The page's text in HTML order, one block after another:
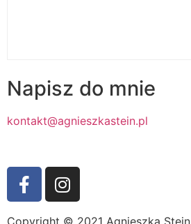
Napisz do mnie
kontakt@agnieszkastein.pl